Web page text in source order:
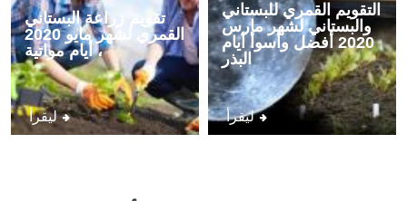
تقويم زراعة البستاني
القمري لشهر مايو 2020
، أيام مواتية
ليقرأ
التقويم القمري للبستاني
والبستاني لشهر مارس
2020 أفضل وأسوأ أيام
البذر
ليقرأ